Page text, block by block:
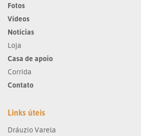
Fotos
Vídeos
Notícias
Loja
Casa de apoio
Corrida
Contato
Links úteis
Dráuzio Varela